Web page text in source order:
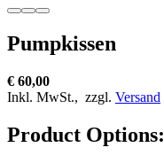
Pumpkissen
€ 60,00
Inkl. MwSt., zzgl. Versand
Product Options: